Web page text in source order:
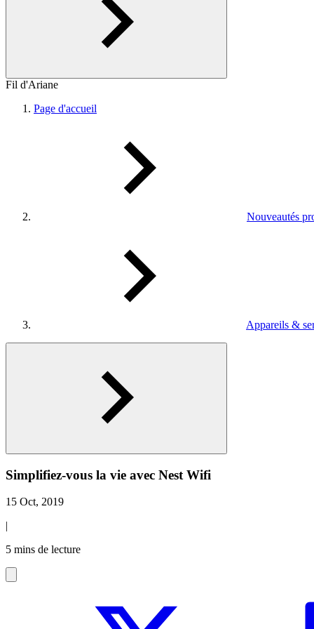
Fil d'Ariane
Page d'accueil
Nouveautés
Appareils &
Simplifiez-vous la vie avec Nest Wifi
15 Oct, 2019
|
5 mins de lecture